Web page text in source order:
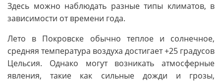
Здесь можно наблюдать разные типы климатов, в
зависимости от времени года.
Лето в Покровске обычно теплое и солнечное,
средняя температура воздуха достигает +25 градусов
Цельсия. Однако могут возникать атмосферные
явления, такие как сильные дожди и грозы,